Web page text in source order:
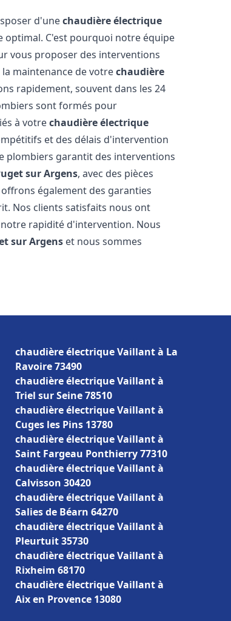
d'unechaudière électrique
C'est pourquoi notre équipe
vous proposer des interventions
maintenance de votrechaudière
rapidement, souvent dans les 24
sont formés pour
à votrechaudière électrique
et des délais d'intervention
plombiers garantit des interventions
sur Argens, avec des pièces
également des garanties
Nos clients satisfaits nous ont
rapidité d'intervention. Nous
sur Argens et nous sommes
chaudière électrique Vaillant à La
Ravoire 73490
chaudière électrique Vaillant à
Triel sur Seine 78510
chaudière électrique Vaillant à
Cuges les Pins 13780
chaudière électrique Vaillant à
Saint Fargeau Ponthierry 77310
chaudière électrique Vaillant à
Calvisson 30420
chaudière électrique Vaillant à
Salies de Béarn 64270
chaudière électrique Vaillant à
Pleurtuit 35730
chaudière électrique Vaillant à
Rixheim 68170
chaudière électrique Vaillant à
Aix en Provence 13080